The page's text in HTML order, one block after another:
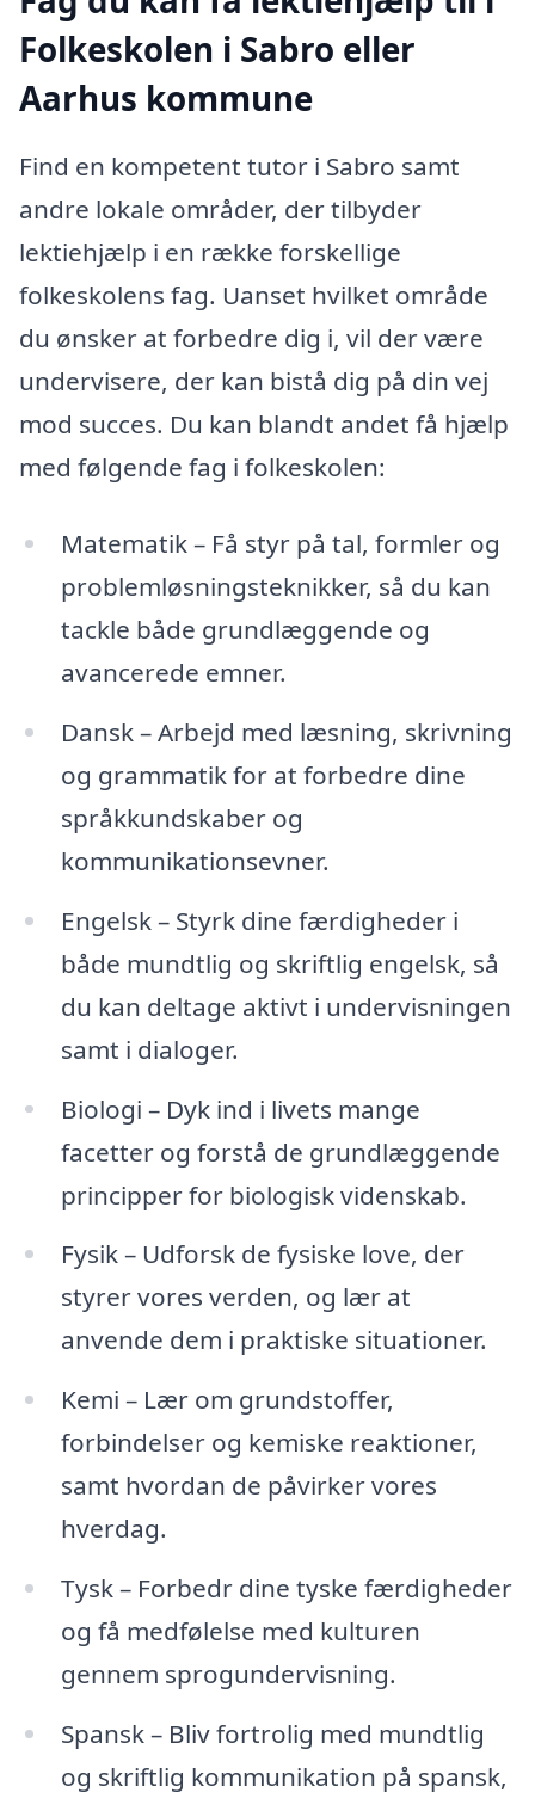
Folkeskolen i Sabro eller
Aarhus kommune
Find en kompetent tutor i Sabro samt
andre lokale områder, der tilbyder
lektiehjælp i en række forskellige
folkeskolens fag. Uanset hvilket område
du ønsker at forbedre dig i, vil der være
undervisere, der kan bistå dig på din vej
mod succes. Du kan blandt andet få hjælp
med følgende fag i folkeskolen:
Matematik – Få styr på tal, formler og
problemløsningsteknikker, så du kan
tackle både grundlæggende og
avancerede emner.
Dansk – Arbejd med læsning, skrivning
og grammatik for at forbedre dine
språkkundskaber og
kommunikationsevner.
Engelsk – Styrk dine færdigheder i
både mundtlig og skriftlig engelsk, så
du kan deltage aktivt i undervisningen
samt i dialoger.
Biologi – Dyk ind i livets mange
facetter og forstå de grundlæggende
principper for biologisk videnskab.
Fysik – Udforsk de fysiske love, der
styrer vores verden, og lær at
anvende dem i praktiske situationer.
Kemi – Lær om grundstoffer,
forbindelser og kemiske reaktioner,
samt hvordan de påvirker vores
hverdag.
Tysk – Forbedr dine tyske færdigheder
og få medfølelse med kulturen
gennem sprogundervisning.
Spansk – Bliv fortrolig med mundtlig
og skriftlig kommunikation på spansk,